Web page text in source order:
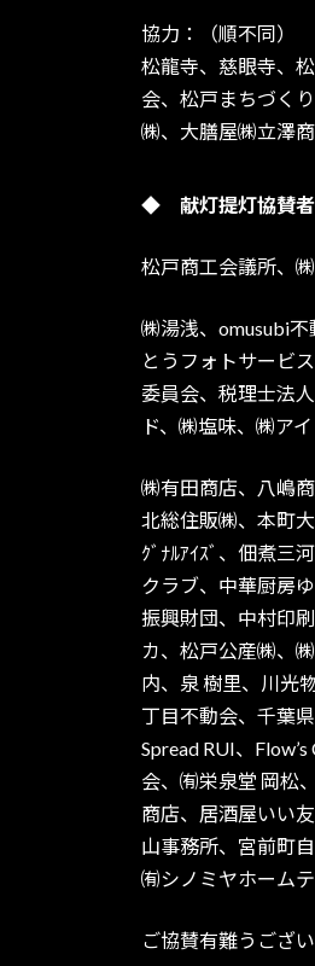
協力：（順不同）
松龍寺、慈眼寺、
会、松戸まちづく
㈱、大膳屋㈱立澤
◆ 献灯提灯協賛
松戸商工会議所、
㈱湯浅、omusubi
とうフォトサービ
委員会、税理士法
ド、㈱塩味、㈱ア
㈱有田商店、八嶋
北総住販㈱、本町
ｸﾞﾅﾙｱｲｽﾞ、佃煮三
クラブ、中華厨房
振興財団、中村印
カ、松戸公産㈱、
内、泉 樹里、川光
丁目不動会、千葉
Spread RUI、
会、㈲栄泉堂 岡松
商店、居酒屋いい
山事務所、宮前町
㈲シノミヤホーム
ご協賛有難うござい